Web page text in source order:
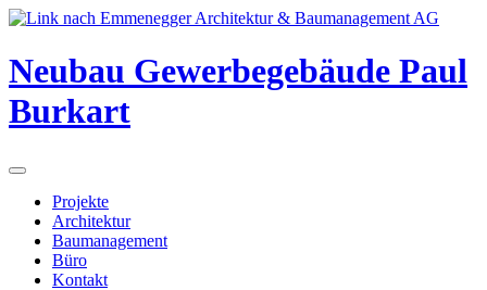
Neubau Gewerbegebäude Paul
Burkart
Projekte
Architektur
Baumanagement
Büro
Kontakt